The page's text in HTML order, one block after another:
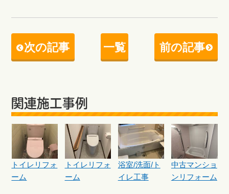
次の記事 一覧 前の記事
関連施工事例
トイレリフォ
ーム
トイレリフォ
ーム
浴室/洗面/ト
イレ工事
中古マンショ
ンリフォーム